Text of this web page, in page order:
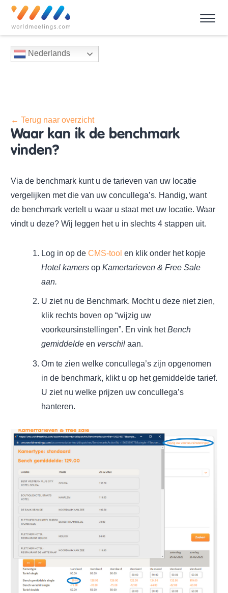
Nederlands
← Terug naar overzicht
Waar kan ik de benchmark
vinden?
Via de benchmark kunt u de tarieven van uw locatie
vergelijken met die van uw concullega’s. Handig, want
de benchmark vertelt u waar u staat met uw locatie. Waar
vindt u deze? Wij leggen het u in slechts 4 stappen uit.
Log in op de CMS-tool en klik onder het kopje
Hotel kamers op Kamertarieven & Free Sale
aan.
U ziet nu de Benchmark. Mocht u deze niet zien,
klik rechts boven op “wijzig uw
voorkeursinstellingen”. En vink hetBench
gemiddelde en verschil aan.
Om te zien welke concullega’s zijn opgenomen
in de benchmark, klikt u op het gemiddelde tarief.
U ziet nu welke prijzen uw concullega’s
hanteren.